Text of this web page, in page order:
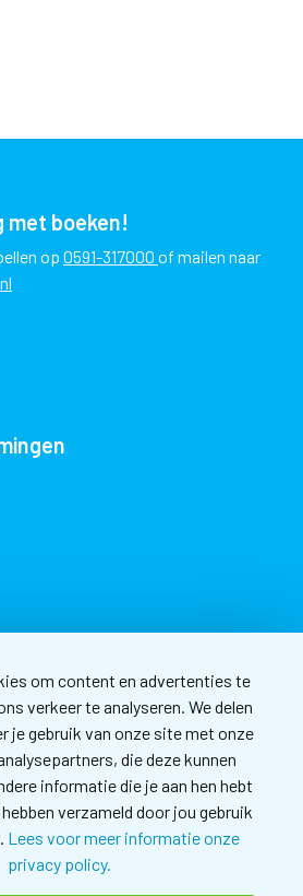
met boeken!
op 0591-317000 of mailen naar
om content en advertenties te
verkeer te analyseren. We delen
je gebruik van onze site met onze
die deze kunnen
informatie die je aan hen hebt
verzameld door jou gebruik
Lees voor meer informatie onze
privacy policy.